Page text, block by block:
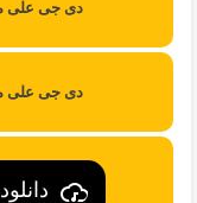
دی جی علی
دی جی علی